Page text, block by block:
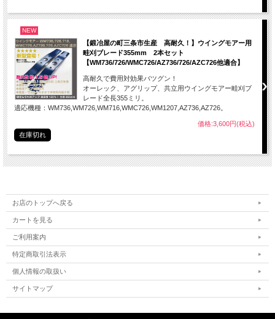
NEW
【鍛冶屋の町三条市生産 高耐久！】ウイングモアー用
畦刈ブレード355mm 2本セット
【WM736/726/WMC726/AZ736/726/AZC726他適合】
高耐久で費用対効果バツグン！
オーレック、アグリップ、共立用ウイングモアー畦刈ブ
レード全長355ミリ。
適応機種：WM736,WM726,WM716,WMC726,WM1207,AZ736,AZ726。
価格:3,600円(税込)
在庫切れ
お店のトップへ戻る
カートを見る
ご利用案内
特定商取引法表示
個人情報の取扱い
サイトマップ